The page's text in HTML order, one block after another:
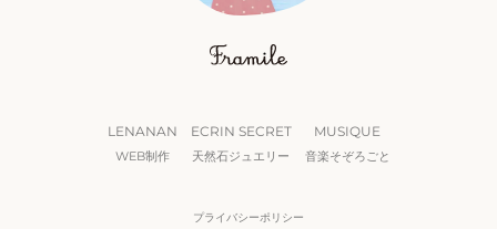
LENANAN
WEB制作
ECRIN SECRET
天然石ジュエリー
MUSIQUE
音楽そぞろごと
プライバシーポリシー